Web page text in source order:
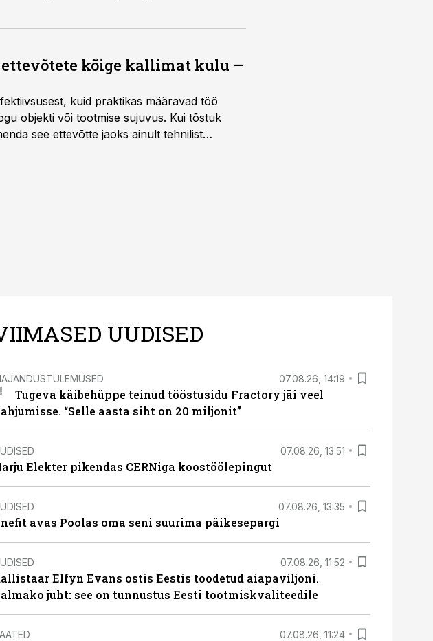
kõige kallimat kulu –
kuid praktikas määravad töö
objekti või tootmise sujuvus. Kui tõstuk
see ettevõtte jaoks ainult tehnilist
UUDISED
07.08.26, 14:19
Tugeva käibehüppe teinud tööstusidu Fractory jäi veel
“Selle aasta siht on 20 miljonit”
07.08.26, 13:51
Elekter pikendas CERNiga koostöölepingut
07.08.26, 13:35
avas Poolas oma seni suurima päikesepargi
07.08.26, 11:52
Elfyn Evans ostis Eestis toodetud aiapaviljoni.
juht: see on tunnustus Eesti tootmiskvaliteedile
07.08.26, 11:24